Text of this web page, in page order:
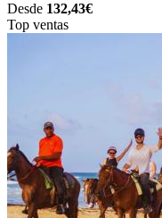
Desde 132,43€
Top ventas